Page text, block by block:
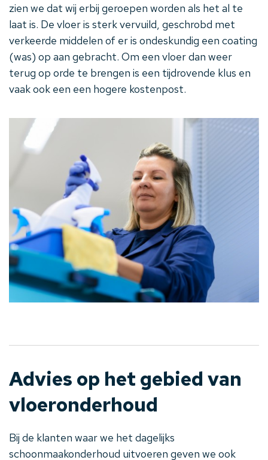
zien we dat wij erbij geroepen worden als het al te
laat is. De vloer is sterk vervuild, geschrobd met
verkeerde middelen of er is ondeskundig een coating
(was) op aan gebracht. Om een vloer dan weer
terug op orde te brengen is een tijdrovende klus en
vaak ook een een hogere kostenpost.
Advies op het gebied van
vloeronderhoud
Bij de klanten waar we het dagelijks
schoonmaakonderhoud uitvoeren geven we ook